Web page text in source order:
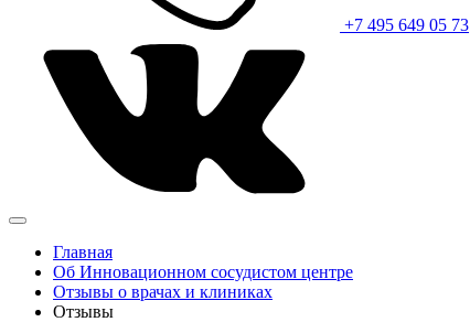
+7 495 649 05 73
Главная
Об Инновационном сосудистом центре
Отзывы о врачах и клиниках
Отзывы